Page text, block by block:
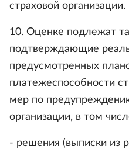
страховой организации.
10. Оценке подлежат
подтверждающие
предусмотренных
платежеспособности
мер по
организации, в том
- решения (выписки из